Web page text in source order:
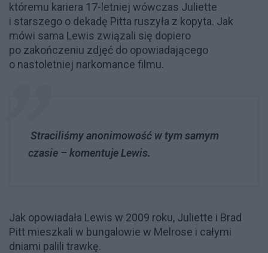
któremu kariera 17-letniej wówczas Juliette
i starszego o dekadę Pitta ruszyła z kopyta. Jak
mówi sama Lewis związali się dopiero
po zakończeniu zdjęć do opowiadającego
o nastoletniej narkomance filmu.
Straciliśmy anonimowość w tym samym
czasie – komentuje Lewis.
Jak opowiadała Lewis w 2009 roku, Juliette i Brad
Pitt mieszkali w bungalowie w Melrose i całymi
dniami palili trawkę.